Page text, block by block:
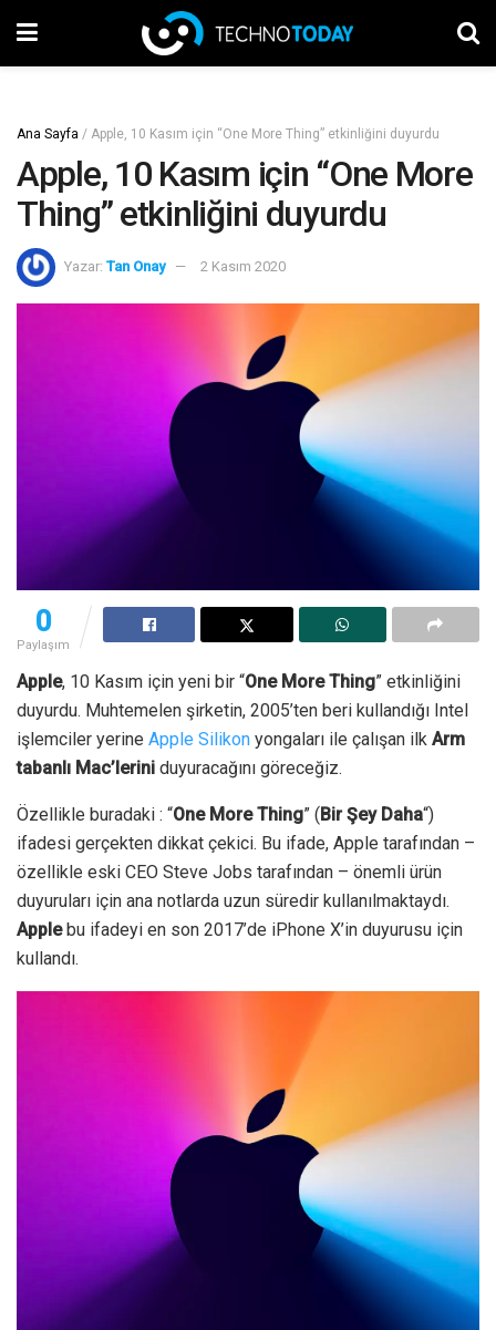
Ana Sayfa / Apple, 10 Kasım için “One More Thing” etkinliğini duyurdu
Apple, 10 Kasım için “One More
Thing” etkinliğini duyurdu
Yazar: Tan Onay 2 Kasım 2020
0
Paylaşım
Apple, 10 Kasım için yeni bir “One More Thing” etkinliğini
duyurdu. Muhtemelen şirketin, 2005’ten beri kullandığı Intel
işlemciler yerine Apple Silikon yongaları ile çalışan ilk Arm
tabanlı Mac’lerini duyuracağını göreceğiz.
Özellikle buradaki : “One More Thing” ( Bir Şey Daha“)
ifadesi gerçekten dikkat çekici. Bu ifade, Apple tarafından –
özellikle eski CEO Steve Jobs tarafından – önemli ürün
duyuruları için ana notlarda uzun süredir kullanılmaktaydı.
Applebu ifadeyi en son 2017’de iPhone X’in duyurusu için
kullandı.